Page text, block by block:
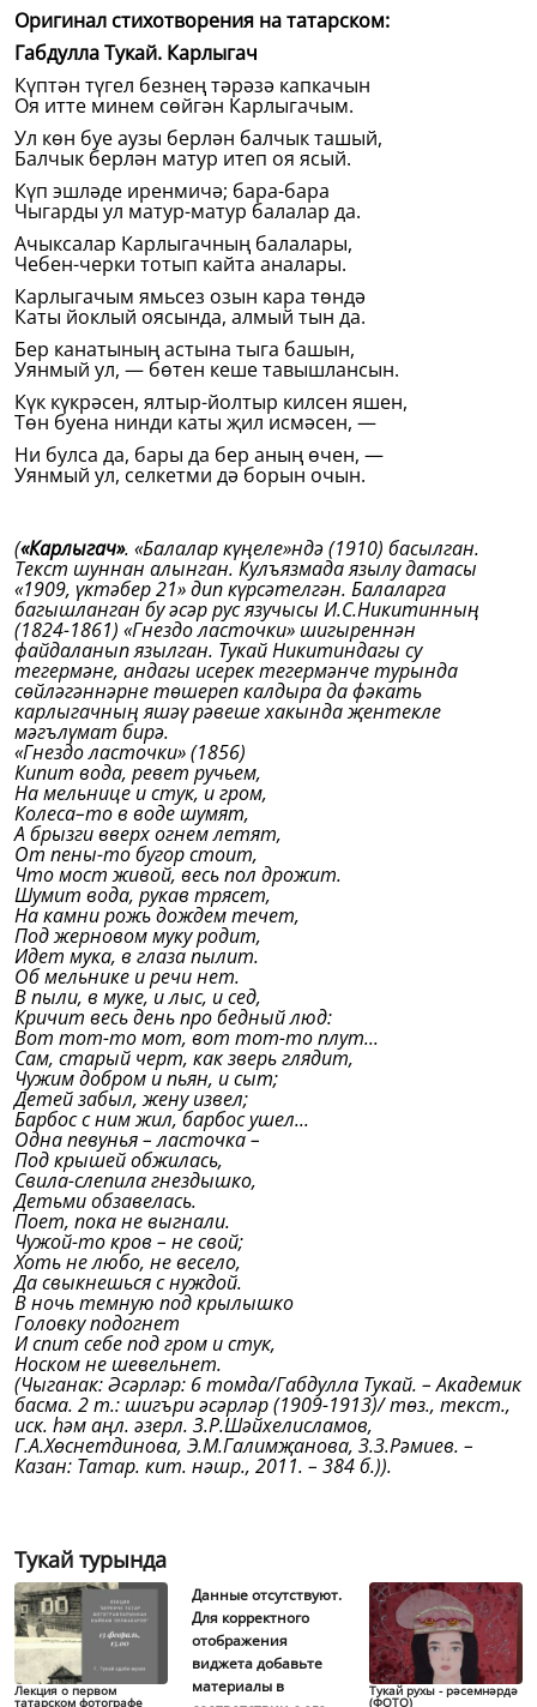
Оригинал стихотворения на татарском:
Габдулла Тукай. Карлыгач
Күптән түгел безнең тәрәзә капкачын
Оя итте минем сөйгән Карлыгачым.
Ул көн буе аузы берлән балчык ташый,
Балчык берлән матур итеп оя ясый.
Күп эшләде иренмичә; бара-бара
Чыгарды ул матур-матур балалар да.
Ачыксалар Карлыгачның балалары,
Чебен-черки тотып кайта аналары.
Карлыгачым ямьсез озын кара төндә
Каты йоклый оясында, алмый тын да.
Бер канатының астына тыга башын,
Уянмый ул, — бөтен кеше тавышлансын.
Күк күкрәсен, ялтыр-йолтыр килсен яшен,
Төн буена нинди каты җил исмәсен, —
Ни булса да, бары да бер аның өчен, —
Уянмый ул, селкетми дә борын очын.
(«Карлыгач». «Балалар күңеле»ндә (1910) басылган.
Текст шуннан алынган. Кулъязмада язылу датасы
«1909, үктәбер 21» дип күрсәтелгән. Балаларга
багышланган бу әсәр рус язучысы И.С.Никитинның
(1824-1861) «Гнездо ласточки» шигыреннән
файдаланып язылган. Тукай Никитиндагы су
тегермәне, андагы исерек тегермәнче турында
сөйләгәннәрне төшереп калдыра да фәкать
карлыгачның яшәү рәвеше хакында җентекле
мәгълүмат бирә.
«Гнездо ласточки» (1856)
Кипит вода, ревет ручьем,
На мельнице и стук, и гром,
Колеса–то в воде шумят,
А брызги вверх огнем летят,
От пены-то бугор стоит,
Что мост живой, весь пол дрожит.
Шумит вода, рукав трясет,
На камни рожь дождем течет,
Под жерновом муку родит,
Идет мука, в глаза пылит.
Об мельнике и речи нет.
В пыли, в муке, и лыс, и сед,
Кричит весь день про бедный люд:
Вот тот-то мот, вот тот-то плут...
Сам, старый черт, как зверь глядит,
Чужим добром и пьян, и сыт;
Детей забыл, жену извел;
Барбос с ним жил, барбос ушел...
Одна певунья – ласточка –
Под крышей обжилась,
Свила-слепила гнездышко,
Детьми обзавелась.
Поет, пока не выгнали.
Чужой-то кров – не свой;
Хоть не любо, не весело,
Да свыкнешься с нуждой.
В ночь темную под крылышко
Головку подогнет
И спит себе под гром и стук,
Носком не шевельнет.
(Чыганак: Әсәрләр: 6 томда/Габдулла Тукай. – Академик
басма. 2 т.: шигъри әсәрләр (1909-1913)/ төз., текст.,
иск. һәм аңл. әзерл. З.Р.Шәйхелисламов,
Г.А.Хөснетдинова, Э.М.Галимҗанова, З.З.Рәмиев. –
Казан: Татар. кит. нәшр., 2011. – 384 б.)).
Тукай турында
Лекция о первом
татарском фотографе
Данные отсутствуют.
Для корректного
отображения
виджета добавьте
материалы в
Тукай рухы - рәсемнәрдә
(ФОТО)